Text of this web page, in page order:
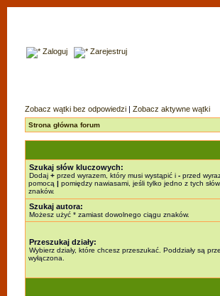
Zaloguj Zarejestruj
Zobacz wątki bez odpowiedzi | Zobacz aktywne wątki
Strona główna forum
Szukaj słów kluczowych:
Dodaj + przed wyrazem, który musi wystąpić i - przed
pomocą | pomiędzy nawiasami, jeśli tylko jedno z tych
znaków.
Szukaj autora:
Możesz użyć * zamiast dowolnego ciągu znaków.
Przeszukaj działy:
Wybierz działy, które chcesz przeszukać. Poddziały są
wyłączona.